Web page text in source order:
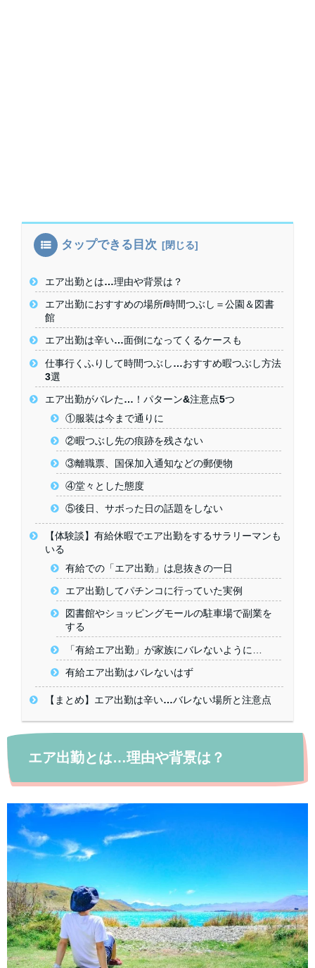
タップできる目次
エア出勤とは…理由や背景は？
エア出勤におすすめの場所/時間つぶし＝公園＆図書
館
エア出勤は辛い…面倒になってくるケースも
仕事行くふりして時間つぶし…おすすめ暇つぶし方法
3選
エア出勤がバレた…！パターン&注意点5つ
①服装は今まで通りに
②暇つぶし先の痕跡を残さない
③離職票、国保加入通知などの郵便物
④堂々とした態度
⑤後日、サボった日の話題をしない
【体験談】有給休暇でエア出勤をするサラリーマンも
いる
有給での「エア出勤」は息抜きの一日
エア出勤してパチンコに行っていた実例
図書館やショッピングモールの駐車場で副業を
する
「有給エア出勤」が家族にバレないように…
有給エア出勤はバレないはず
【まとめ】エア出勤は辛い…バレない場所と注意点
エア出勤とは…理由や背景は？